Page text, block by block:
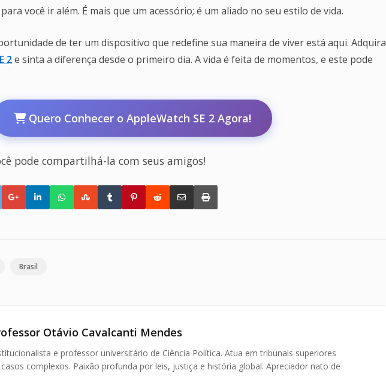
você ir além. É mais que um acessório; é um aliado no seu estilo de vida.
de ter um dispositivo que redefine sua maneira de viver está aqui. Adquira
2e sinta a diferença desde o primeiro dia. A vida é feita de momentos, e este pode
Quero Conhecer o AppleWatch SE 2 Agora!
pode compartilhá-la com seus amigos!
Brasil
Otávio Cavalcanti Mendes
e professor universitário de Ciência Política. Atua em tribunais superiores
complexos. Paixão profunda por leis, justiça e história global. Apreciador nato de